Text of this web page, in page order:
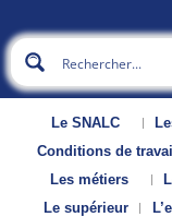
Le SNALC
Conditions de
Les métiers
Le supérieur